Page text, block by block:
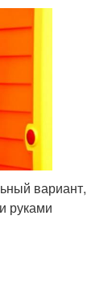
вариант,
руками